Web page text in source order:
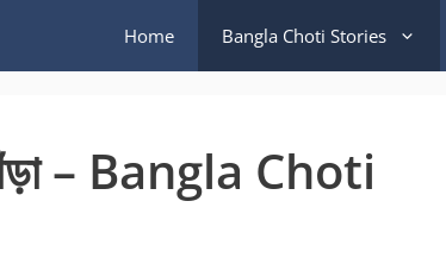
Home Bangla Choti Stories
– Bangla Choti